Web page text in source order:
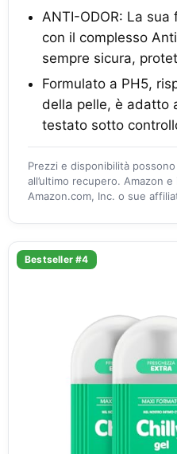
ANTI-ODOR: La
con il complesso
sempre sicura,
Formulato a PH5,
della pelle, è adatto
testato sotto
Prezzi e disponibilità
all’ultimo recupero. Amazon
Amazon.com, Inc. o sue
Bestseller #4